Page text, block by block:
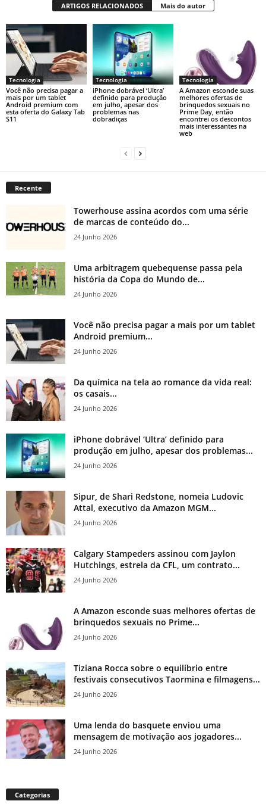
ARTIGOS RELACIONADOS Mais do autor
Tecnologia
Você não precisa pagar a
mais por um tablet
Android premium com
esta oferta do Galaxy Tab
S11
Tecnologia
iPhone dobrável ‘Ultra’
definido para produção
em julho, apesar dos
problemas nas
dobradiças
Tecnologia
A Amazon esconde suas
melhores ofertas de
brinquedos sexuais no
Prime Day, então
encontrei os descontos
mais interessantes na
web
Recente
Towerhouse assina acordos com uma série
de marcas de conteúdo do...
24 Junho 2026
Uma arbitragem quebequense passa pela
história da Copa do Mundo de...
24 Junho 2026
Você não precisa pagar a mais por um tablet
Android premium...
24 Junho 2026
Da química na tela ao romance da vida real:
os casais...
24 Junho 2026
iPhone dobrável ‘Ultra’ definido para
produção em julho, apesar dos problemas...
24 Junho 2026
Sipur, de Shari Redstone, nomeia Ludovic
Attal, executivo da Amazon MGM...
24 Junho 2026
Calgary Stampeders assinou com Jaylon
Hutchings, estrela da CFL, um contrato...
24 Junho 2026
A Amazon esconde suas melhores ofertas de
brinquedos sexuais no Prime...
24 Junho 2026
Tiziana Rocca sobre o equilíbrio entre
festivais consecutivos Taormina e filmagens...
24 Junho 2026
Uma lenda do basquete enviou uma
mensagem de motivação aos jogadores...
24 Junho 2026
Categorias